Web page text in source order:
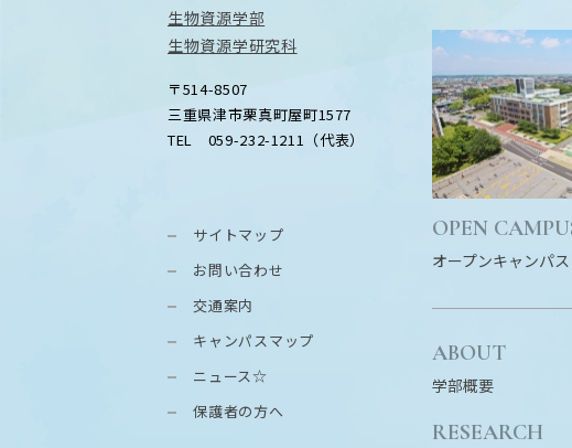
生物資源学部
生物資源学研究科
〒514-8507
三重県津市栗真町屋町1577
TEL 059-232-1211（代表）
サイトマップ
お問い合わせ
交通案内
キャンパスマップ
ニュース☆
保護者の方へ
OPEN
オープンキャンパス
ABOUT
学部概要
RESEARCH